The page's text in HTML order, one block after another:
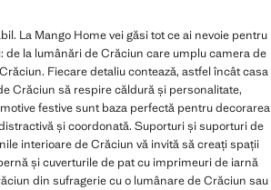
La Mango Home vei găsi tot ce ai nevoie pentru
de la lumânări de Crăciun care umplu camera de
Fiecare detaliu contează, astfel încât casa
Crăciun să respire căldură și personalitate,
festive sunt baza perfectă pentru decorarea
și coordonată. Suporturi și suporturi de
interioare de Crăciun vă invită să creați spații
și cuverturile de pat cu imprimeuri de iarnă
din sufragerie cu o lumânare de Crăciun sau